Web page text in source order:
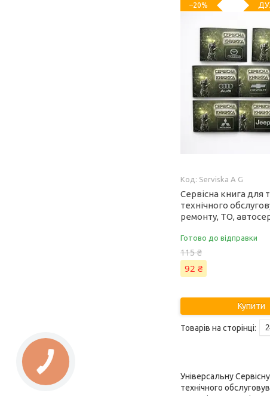
–20%
Serviska A G
Сервісна книга для
технічного
ремонту, ТО,
Готово до відправки
115 ₴
92 ₴
Купити
Універсальну
технічного